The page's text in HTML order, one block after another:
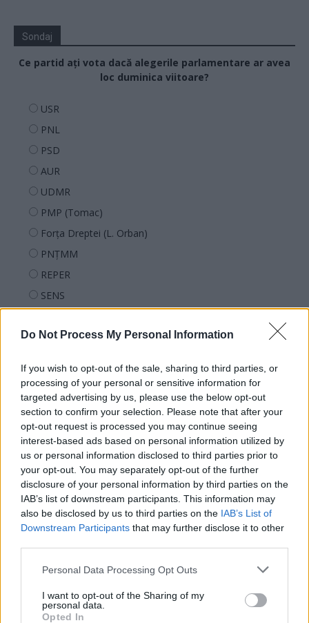
Do Not Process My Personal Information
If you wish to opt-out of the sale, sharing to third parties, or
processing of your personal or sensitive information for
targeted advertising by us, please use the below opt-out
section to confirm your selection. Please note that after your
opt-out request is processed you may continue seeing
interest-based ads based on personal information utilized by
us or personal information disclosed to third parties prior to
your opt-out. You may separately opt-out of the further
disclosure of your personal information by third parties on the
IAB’s list of downstream participants. This information may
also be disclosed by us to third parties on the IAB’s List of
Downstream Participants that may further disclose it to other
Personal Data Processing Opt Outs
I want to opt-out of the Sharing of my
personal data.
Opted In
Sondaj
Ce partid ați vota dacă alegerile parlamentare ar avea
loc duminica viitoare?
USR
PNL
PSD
AUR
UDMR
PMP (Tomac)
Forța Dreptei (L. Orban)
PNȚMM
REPER
SENS
POT (Gavrilă)
Acțiunea Conservatoare (Târziu)
PDF (Lazarus)
PUSL (D. Voiculescu)
PNȚCD (Pavelescu)
PNCR (Terheș)
Partidul Patrioților (Surugiu)
FAR (Coarnă)
România pe Primul Loc (Ponta)
Arată rezultatele